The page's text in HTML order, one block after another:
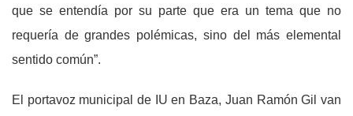
que se entendía por su parte que era un tema que no
requería de grandes polémicas, sino del más elemental
sentido común”.
El portavoz municipal de IU en Baza, Juan Ramón Gil van